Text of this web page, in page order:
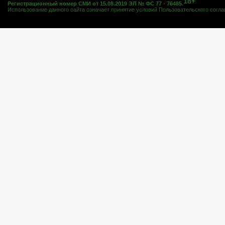
Регистрационный номер СМИ от 15.08.2019 ЭЛ № ФС 77 - 76485.
Использование данного сайта означает принятие условий Пользовательского